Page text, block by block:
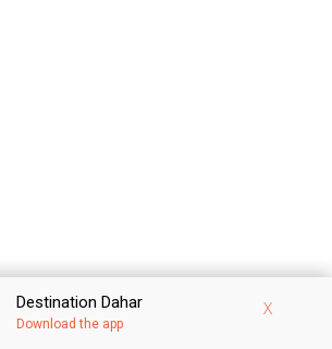
Destination Dahar
Download the app
X